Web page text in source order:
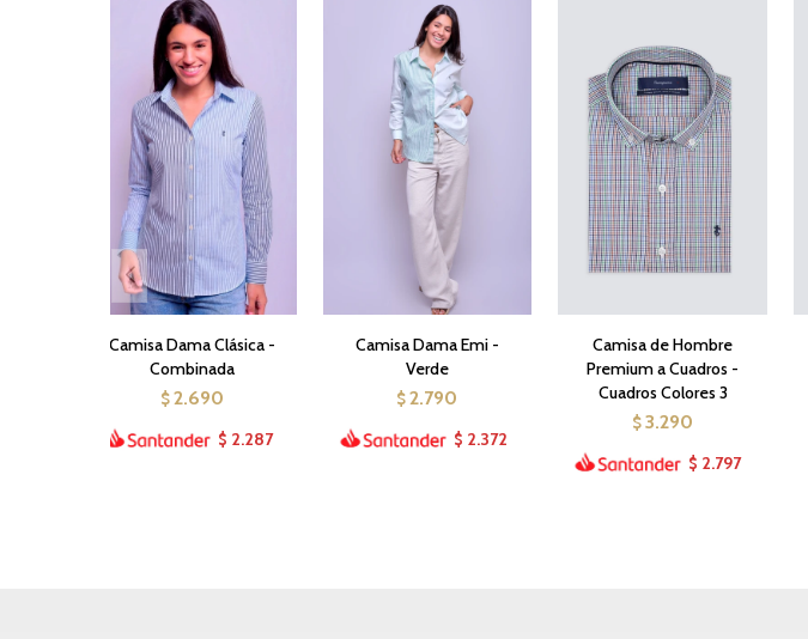
Camisa Dama Clásica -
Combinada
$ 2.690
$ 2.287
Camisa Dama Emi -
Verde
$ 2.790
$ 2.372
Camisa de Hombre
Premium a Cuadros -
Cuadros Colores 3
$ 3.290
$ 2.797